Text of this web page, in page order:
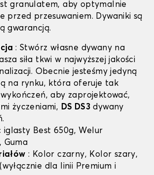
granulatem, aby optymalnie
przed przesuwaniem. Dywaniki są
gwarancją.
: Stwórz własne dywany na
siła tkwi w najwyższej jakości
Obecnie jesteśmy jedyną
na rynku, która oferuje tak
aby zaprojektować,
życzeniami, DS DS3 dywany
iglasty Best 650g, Welur
Guma
: Kolor czarny, Kolor szary,
dla linii Premium i